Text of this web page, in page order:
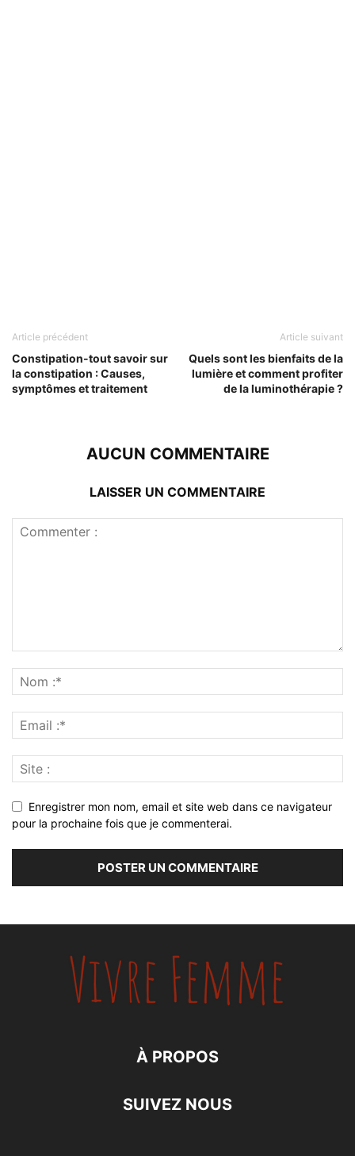
Article précédent
Constipation-tout savoir sur
la constipation : Causes,
symptômes et traitement
Article suivant
Quels sont les bienfaits de la
lumière et comment profiter
de la luminothérapie ?
AUCUN COMMENTAIRE
LAISSER UN COMMENTAIRE
Enregistrer mon nom, email et site web dans ce navigateur
pour la prochaine fois que je commenterai.
À PROPOS
SUIVEZ NOUS